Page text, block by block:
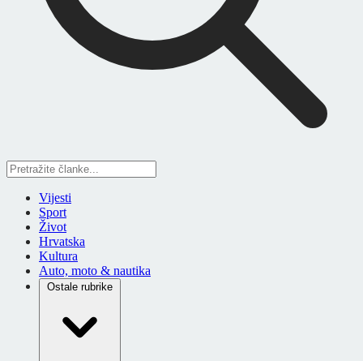
Vijesti
Sport
Život
Hrvatska
Kultura
Auto, moto & nautika
Ostale rubrike